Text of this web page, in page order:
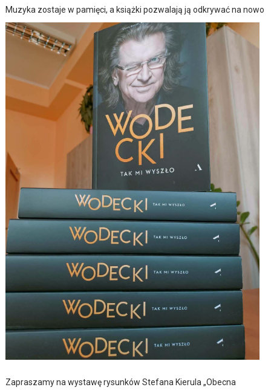
Muzyka zostaje w pamięci, a książki pozwalają ją odkrywać na nowo
Zapraszamy na wystawę rysunków Stefana Kierula „Obecna